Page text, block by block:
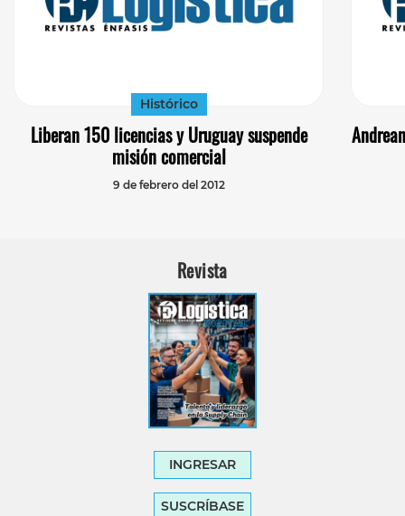
Histórico
Liberan 150 licencias y Uruguay suspende
misión comercial
9 de febrero del 2012
Revista
INGRESAR
SUSCRÍBASE